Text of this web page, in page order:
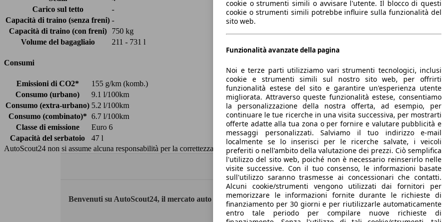
Carico sul tetto
-
Capacità di traino (senza freni) -
Capacità di traino (con freni)
750 kg
Volume del bagagliaio
211 - 731 l
Consumi
Emissioni di CO2*
155 g/km (komb.)
Consumo (urbano)
9.1 l/100km
Consumo (extra-urbano) 5.2 l/100km
Consumo (combinato)* 6.7 l/100km
Classe di emissione
Euro 6
Capacità del serbatoio
47 l
AutoScout24 non si assume alcuna responsabilità per la correttezza dei dati.
Benvenuti su AutoScout24, il mercato auto europeo.
cookie o strumenti simili o avvisare l'utente. Il blocco di questi
cookie o strumenti simili potrebbe influire sulla funzionalità del
sito web.
Funzionalità avanzate della pagina
Noi e terze parti utilizziamo vari strumenti tecnologici, inclusi
cookie e strumenti simili sul nostro sito web, per offrirti
funzionalità estese del sito e garantire un'esperienza utente
migliorata. Attraverso queste funzionalità estese, consentiamo
la personalizzazione della nostra offerta, ad esempio, per
continuare le tue ricerche in una visita successiva, per mostrarti
offerte adatte alla tua zona o per fornire e valutare pubblicità e
messaggi personalizzati. Salviamo il tuo indirizzo e-mail
localmente se lo inserisci per le ricerche salvate, i veicoli
preferiti o nell'ambito della valutazione dei prezzi. Ciò semplifica
l'utilizzo del sito web, poiché non è necessario reinserirlo nelle
visite successive. Con il tuo consenso, le informazioni basate
sull'utilizzo saranno trasmesse ai concessionari che contatti.
Alcuni cookie/strumenti vengono utilizzati dai fornitori per
memorizzare le informazioni fornite durante le richieste di
finanziamento per 30 giorni e per riutilizzarle automaticamente
entro tale periodo per compilare nuove richieste di